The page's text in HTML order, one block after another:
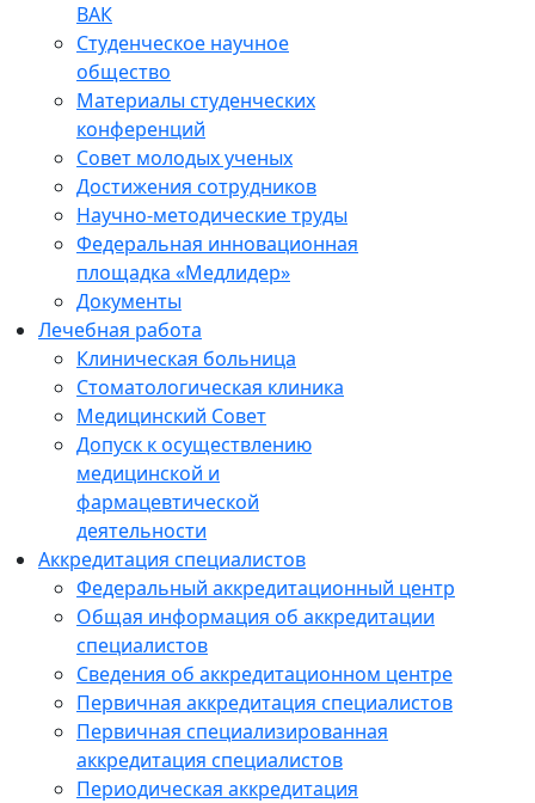
ВАК
Студенческое научное
общество
Материалы студенческих
конференций
Совет молодых ученых
Достижения сотрудников
Научно-методические труды
Федеральная инновационная
площадка «Медлидер»
Документы
Лечебная работа
Клиническая больница
Стоматологическая клиника
Медицинский Совет
Допуск к осуществлению
медицинской и
фармацевтической
деятельности
Аккредитация специалистов
Федеральный аккредитационный центр
Общая информация об аккредитации
специалистов
Сведения об аккредитационном центре
Первичная аккредитация специалистов
Первичная специализированная
аккредитация специалистов
Периодическая аккредитация